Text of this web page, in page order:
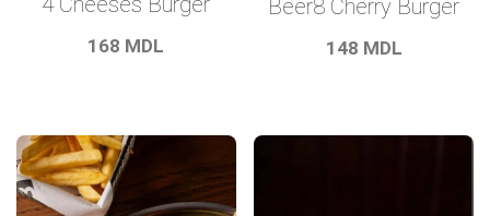
168 MDL
Beer8 Cherry Burger
148 MDL